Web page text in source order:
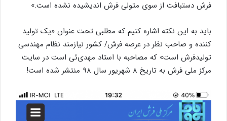
فرش دستبافت از سوی متولی فرش اندیشیده نشده است.»
باید به این نکته اشاره کنیم که مطلبی تحت عنوان «یک تولید
کننده و صاحب نظر در عرصه فرش/ کشور نیازمند نظام مهندسی
تولیدفرش است» که مصاحبه با استاد مهدی‌ئی است در سایت
مرکز ملی فرش به تاریخ ۸ شهریور سال ۹۸ منتشر شده است!